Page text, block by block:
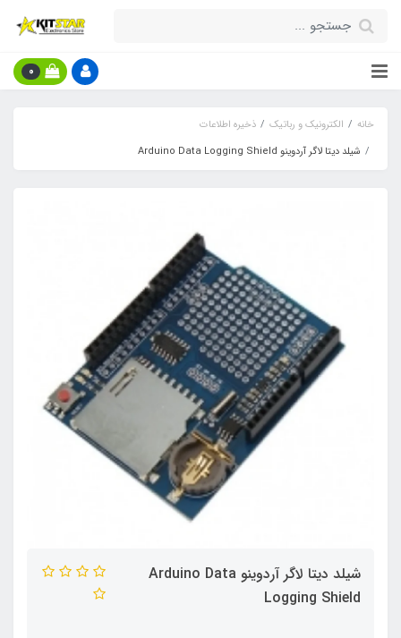
0
خانه الکترونیک و رباتیک
ذخیره اطلاعات
شیلد دیتا لاگر آردوینو Arduino Data Logging Shield
شیلد دیتا لاگر آردوینو Arduino Data
Logging Shield